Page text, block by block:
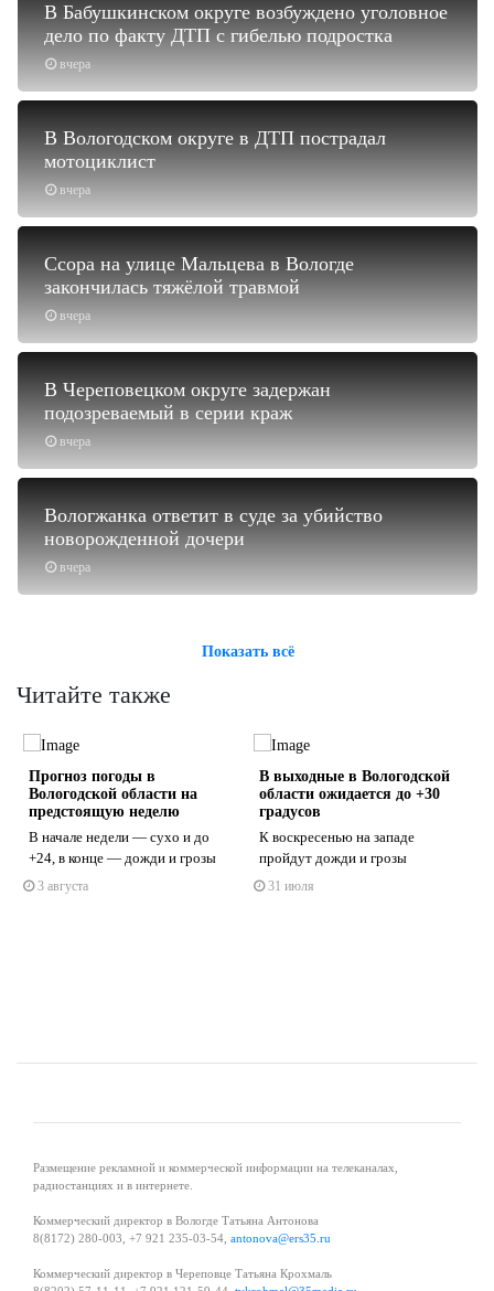
вчера
В Бабушкинском округе возбуждено уголовное
дело по факту ДТП с гибелью подростка
вчера
В Вологодском округе в ДТП пострадал
мотоциклист
вчера
Ссора на улице Мальцева в Вологде
закончилась тяжёлой травмой
вчера
В Череповецком округе задержан
подозреваемый в серии краж
вчера
Вологжанка ответит в суде за убийство
новорожденной дочери
Показать всё
Читайте также
Прогноз погоды в
Вологодской области на
предстоящую неделю
В начале недели — сухо и до
+24, в конце — дожди и грозы
3 августа
В выходные в Вологодской
области ожидается до +30
градусов
К воскресенью на западе
пройдут дожди и грозы
31 июля
Размещение рекламной и коммерческой информации на телеканалах,
радиостанциях и в интернете.
Коммерческий директор в Вологде Татьяна Антонова
8(8172) 280-003, +7 921 235-03-54, antonova@ers35.ru
Коммерческий директор в Череповце Татьяна Крохмаль